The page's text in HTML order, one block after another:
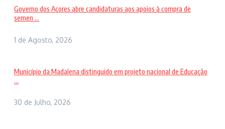
Governo dos Açores abre candidaturas aos apoios à compra de
semen ...
1 de Agosto, 2026
Município da Madalena distinguido em projeto nacional de Educação
...
30 de Julho, 2026